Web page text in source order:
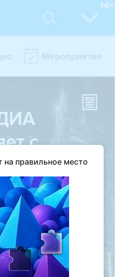
на правильное место